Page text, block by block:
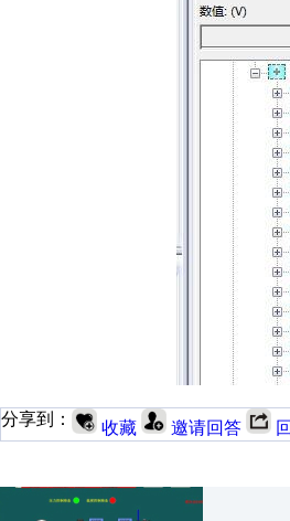
分享到： 收藏 邀请回答